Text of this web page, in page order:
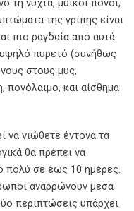
τη νύχτα, μυϊκοί πόνοι,
της γρίπης είναι
πιο ραγδαία από αυτά
πυρετό (συνήθως
στους μυς,
πονόλαιμο, και αίσθημα
να νιώθετε έντονα τα
θα πρέπει να
πολύ σε έως 10 ημέρες.
αναρρώνουν μέσα
περιπτώσεις υπάρχει